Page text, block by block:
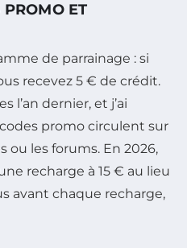
PROMO ET
de parrainage : si
recevez 5 € de crédit.
l’an dernier, et j’ai
promo circulent sur
ou les forums. En 2026,
recharge à 15 € au lieu
avant chaque recharge,